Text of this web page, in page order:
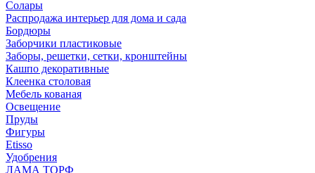
Солары
Распродажа интерьер для дома и сада
Бордюры
Заборчики пластиковые
Заборы, решетки, сетки, кронштейны
Кашпо декоративные
Клеенка столовая
Мебель кованая
Освещение
Пруды
Фигуры
Etisso
Удобрения
ЛАМА ТОРФ